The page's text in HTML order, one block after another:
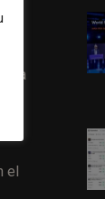
el